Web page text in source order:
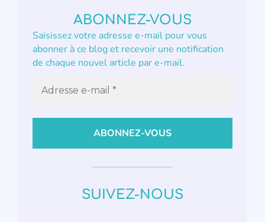
ABONNEZ-VOUS
Saisissez votre adresse e-mail pour vous
abonner à ce blog et recevoir une notification
de chaque nouvel article par e-mail.
SUIVEZ-NOUS